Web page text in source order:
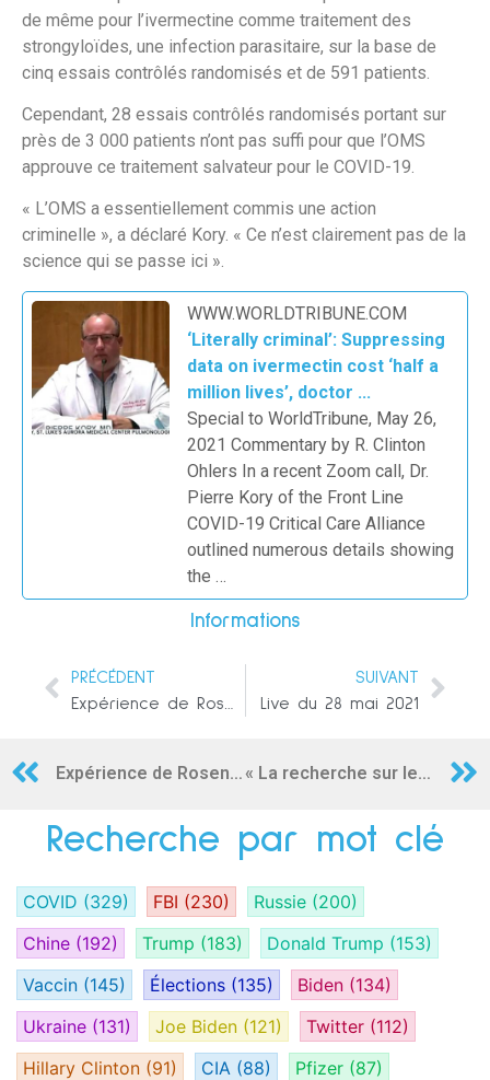
de même pour l’ivermectine comme traitement des
strongyloïdes, une infection parasitaire, sur la base de
cinq essais contrôlés randomisés et de 591 patients.
Cependant, 28 essais contrôlés randomisés portant sur
près de 3 000 patients n’ont pas suffi pour que l’OMS
approuve ce traitement salvateur pour le COVID-19.
« L’OMS a essentiellement commis une action
criminelle », a déclaré Kory. « Ce n’est clairement pas de la
science qui se passe ici ».
WWW.WORLDTRIBUNE.COM
‘Literally criminal’: Suppressing
data on ivermectin cost ‘half a
million lives’, doctor ...
Special to WorldTribune, May 26,
2021 Commentary by R. Clinton
Ohlers In a recent Zoom call, Dr.
Pierre Kory of the Front Line
COVID-19 Critical Care Alliance
outlined numerous details showing
the …
Informations
PRÉCÉDENT
SUIVANT
Live du 28 mai 2021
Expérience de Rosenhan « La recherche sur le gain de fonction l’emporte sur le risque d’un accident de laboratoire déclenchant une pandémie » déclarait Fauci en 2012
Recherche par mot clé
COVID (329) FBI (230) Russie (200)
Chine (192) Trump (183) Donald Trump (153)
Vaccin (145) Élections (135) Biden (134)
Ukraine (131) Joe Biden (121) Twitter (112)
Hillary Clinton (91) CIA (88) Pfizer (87)